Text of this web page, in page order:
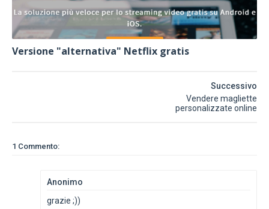
Versione "alternativa" Netflix gratis
Successivo
Vendere magliette
personalizzate online
1 Commento:
Anonimo
grazie ;))